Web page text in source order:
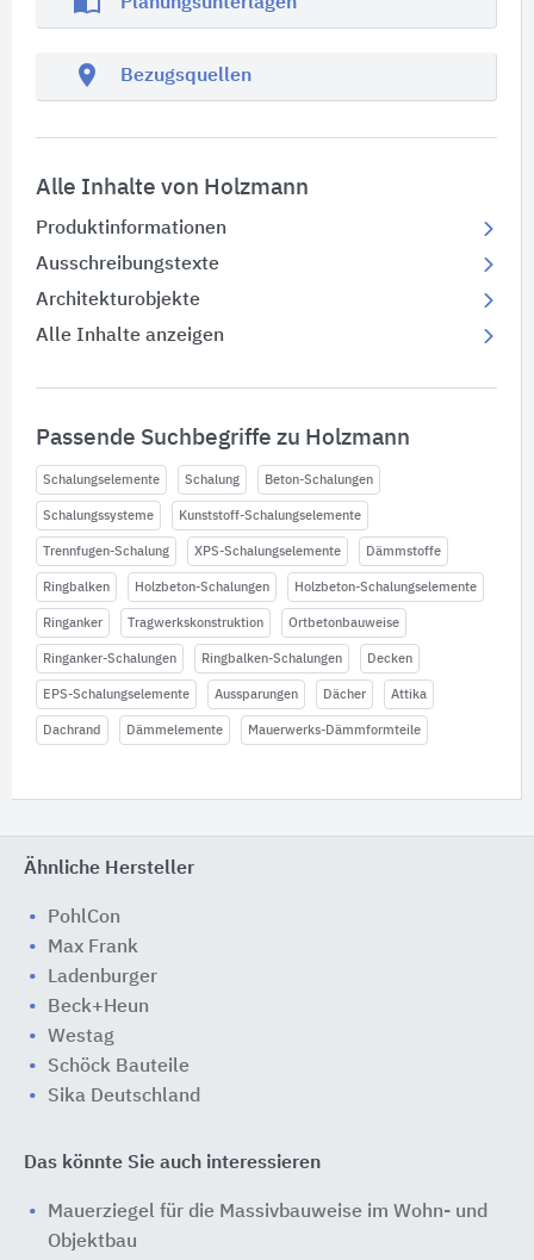
location_on Bezugsquellen
Alle Inhalte von Holzmann
Produktinformationen
Ausschreibungstexte
Architekturobjekte
Alle Inhalte anzeigen
Passende Suchbegriffe zu Holzmann
Schalungselemente Schalung Beton-Schalungen
Schalungssysteme Kunststoff-Schalungselemente
Trennfugen-Schalung XPS-Schalungselemente Dämmstoffe
Ringbalken Holzbeton-Schalungen Holzbeton-Schalungselemente
Ringanker Tragwerkskonstruktion Ortbetonbauweise
Ringanker-Schalungen Ringbalken-Schalungen Decken
EPS-Schalungselemente Aussparungen Dächer Attika
Dachrand Dämmelemente Mauerwerks-Dämmformteile
Ähnliche Hersteller
PohlCon
Max Frank
Ladenburger
Beck+Heun
Westag
Schöck Bauteile
Sika Deutschland
Das könnte Sie auch interessieren
Mauerziegel für die Massivbauweise im Wohn- und
Objektbau